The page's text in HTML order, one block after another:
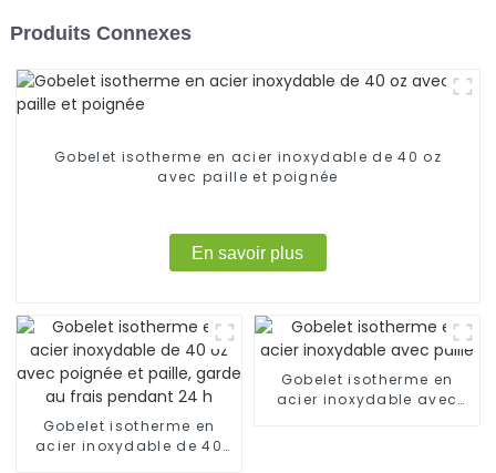
Produits Connexes
Gobelet isotherme en acier inoxydable de 40 oz
avec paille et poignée
En savoir plus
Gobelet isotherme en
acier inoxydable de 40
Gobelet isotherme en
acier inoxydable avec